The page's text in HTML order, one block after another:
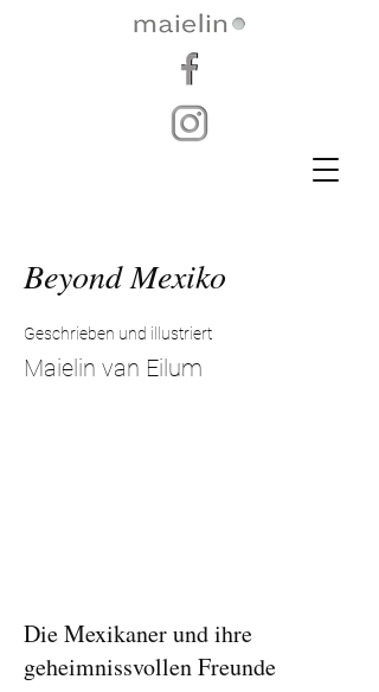
Beyond Mexiko
Geschrieben und illustriert
Maielin van Eilum
Die Mexikaner und ihre
geheimnissvollen Freunde